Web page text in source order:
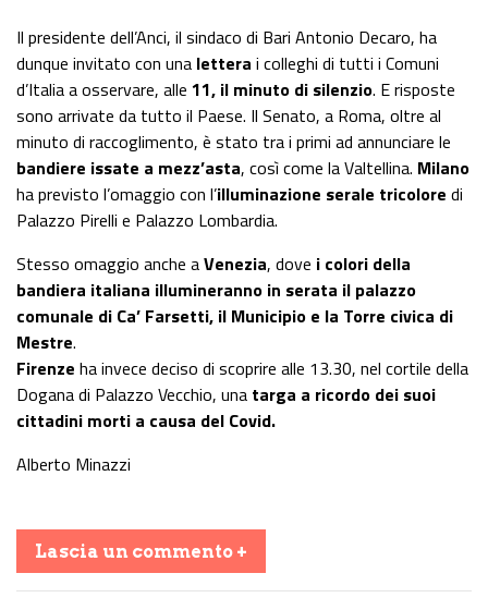
Il presidente dell’Anci, il sindaco di Bari Antonio Decaro, ha
dunque invitato con una lettera i colleghi di tutti i Comuni
d’Italia a osservare, alle 11, il minuto di silenzio. E risposte
sono arrivate da tutto il Paese. Il Senato, a Roma, oltre al
minuto di raccoglimento, è stato tra i primi ad annunciare le
bandiere issate a mezz’asta, così come la Valtellina. Milano
ha previsto l’omaggio con l’illuminazione serale tricolore di
Palazzo Pirelli e Palazzo Lombardia.
Stesso omaggio anche aVenezia, dove i colori della
bandiera italiana illumineranno in serata il palazzo
comunale di Ca’ Farsetti, il Municipio e la Torre civica di
Mestre.
Firenze ha invece deciso di scoprire alle 13.30, nel cortile della
Dogana di Palazzo Vecchio, una targa a ricordo dei suoi
cittadini morti a causa del Covid.
Alberto Minazzi
Lascia un commento +